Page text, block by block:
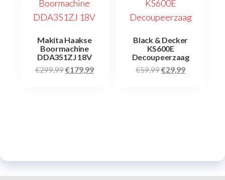
Makita Haakse
Boormachine
DDA351ZJ 18V
€299,99€179,99
Black & Decker
KS600E
Decoupeerzaag
€59,99€29,99